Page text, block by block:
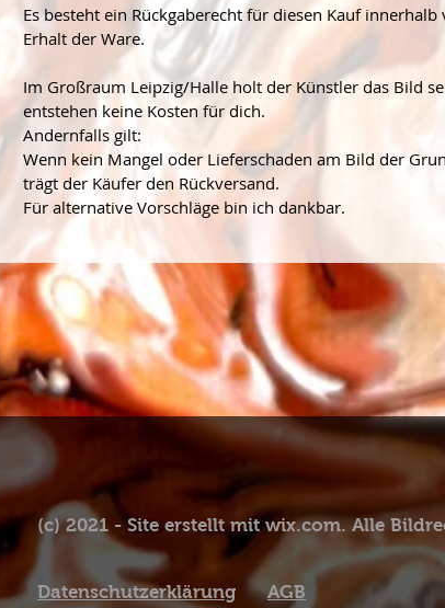
Es besteht ein Rückgaberecht für diesen Kauf innerhalb
Erhalt der Ware.
Im Großraum Leipzig/Halle holt der Künstler das Bild
entstehen keine Kosten für dich.
Andernfalls gilt:
Wenn kein Mangel oder Lieferschaden am Bild der
trägt der Käufer den Rückversand.
Für alternative Vorschläge bin ich dankbar.
(c) 2021 - Site erstellt mit wix.com. Alle
Datenschutzerklärung AGB